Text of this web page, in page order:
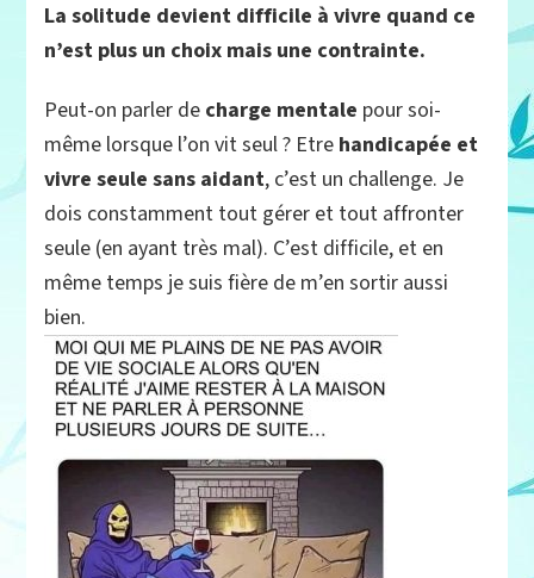
La solitude devient difficile à vivre quand ce
n’est plus un choix mais une contrainte.
Peut-on parler de charge mentale pour soi-
même lorsque l’on vit seul ? Etre handicapée et
vivre seule sans aidant, c’est un challenge. Je
dois constamment tout gérer et tout affronter
seule (en ayant très mal). C’est difficile, et en
même temps je suis fière de m’en sortir aussi
bien.